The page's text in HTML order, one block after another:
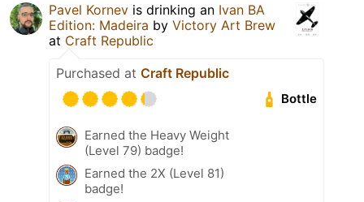
Pavel Kornev is drinking an Ivan BA
Edition: Madeira by Victory Art Brew
at Craft Republic
Purchased at Craft Republic
Bottle
Earned the Heavy Weight
(Level 79) badge!
Earned the 2X (Level 81)
badge!